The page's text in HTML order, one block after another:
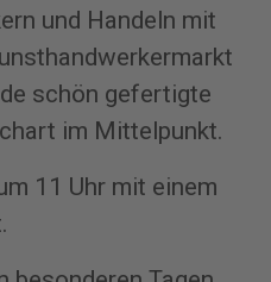
und Handeln mit
schön gefertigte
im Mittelpunkt.
11 Uhr mit einem